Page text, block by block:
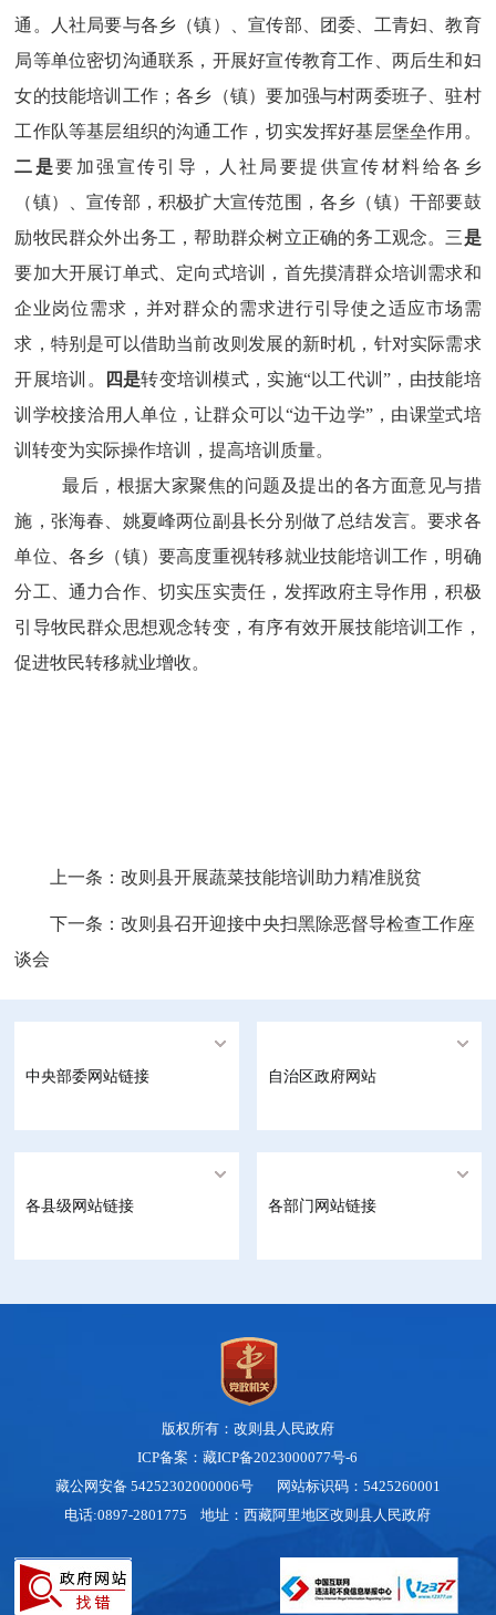
通。人社局要与各乡（镇）、宣传部、团委、工青妇、教育
局等单位密切沟通联系，开展好宣传教育工作、两后生和妇
女的技能培训工作；各乡（镇）要加强与村两委班子、驻村
工作队等基层组织的沟通工作，切实发挥好基层堡垒作用。
二是要加强宣传引导，人社局要提供宣传材料给各乡
（镇）、宣传部，积极扩大宣传范围，各乡（镇）干部要鼓
励牧民群众外出务工，帮助群众树立正确的务工观念。三是
要加大开展订单式、定向式培训，首先摸清群众培训需求和
企业岗位需求，并对群众的需求进行引导使之适应市场需
求，特别是可以借助当前改则发展的新时机，针对实际需求
开展培训。
四是转变培训模式，实施“以工代训”，由技能培
训学校接洽用人单位，让群众可以“边干边学”，由课堂式培
训转变为实际操作培训，提高培训质量。
最后，根据大家聚焦的问题及提出的各方面意见与措
施，张海春、姚夏峰两位副县长分别做了总结发言。要求各
单位、各乡（镇）要高度重视转移就业技能培训工作，明确
分工、通力合作、切实压实责任，发挥政府主导作用，积极
引导牧民群众思想观念转变，有序有效开展技能培训工作，
促进牧民转移就业增收。
上一条：改则县开展蔬菜技能培训助力精准脱贫
下一条：改则县召开迎接中央扫黑除恶督导检查工作座
谈会
中央部委网站链接 自治区政府网站
各县级网站链接 各部门网站链接
版权所有：改则县人民政府
ICP备案：藏ICP备2023000077号-6
藏公网安备 54252302000006号网站标识码：5425260001
电话:0897-2801775 地址：西藏阿里地区改则县人民政府